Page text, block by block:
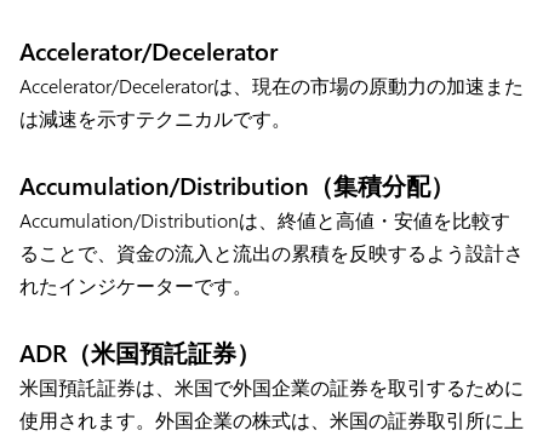
Accelerator/Decelerator
Accelerator/Deceleratorは、現在の市場の原動力の加速また
は減速を示すテクニカルです。
Accumulation/Distribution（集積分配）
Accumulation/Distributionは、終値と高値・安値を比較す
ることで、資金の流入と流出の累積を反映するよう設計さ
れたインジケーターです。
ADR（米国預託証券）
米国預託証券は、米国で外国企業の証券を取引するために
使用されます。外国企業の株式は、米国の証券取引所に上